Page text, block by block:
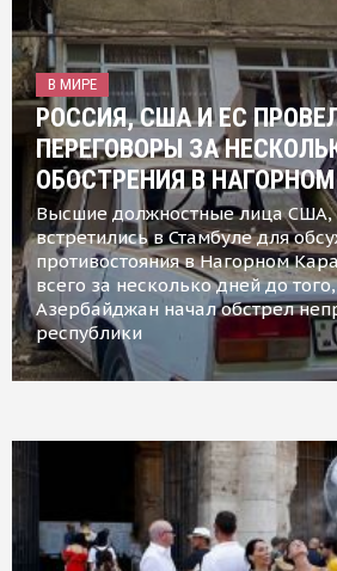
В МИРЕ
РОССИЯ, США И ЕС
ПЕРЕГОВОРЫ ЗА
ОБОСТРЕНИЯ В
Высшие должностные лица США,
встретились в Стамбуле для
противостояния в Нагорном
всего за несколько дней до
Азербайджан начал обстрел
республики